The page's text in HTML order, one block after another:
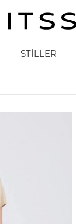
STİLLER